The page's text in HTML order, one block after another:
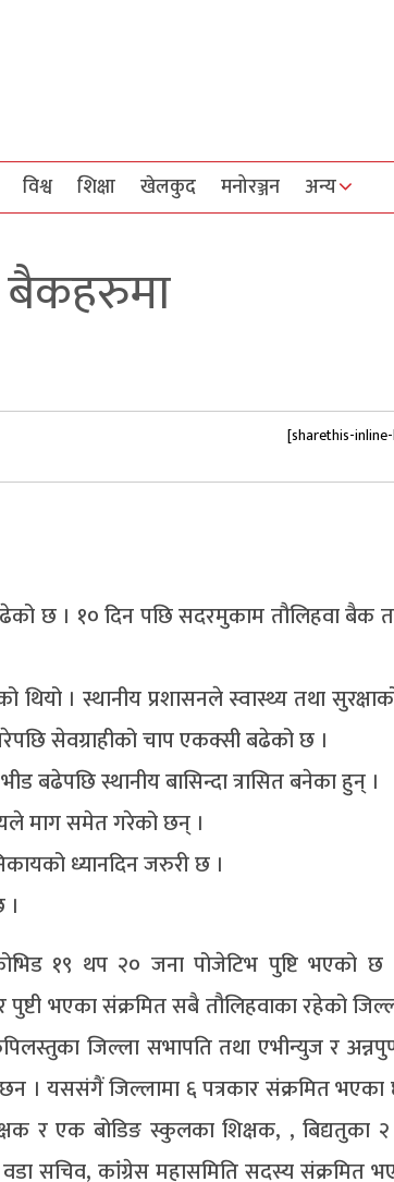
विश्व शिक्षा खेलकुद मनोरञ्जन अन्य
बैकहरुमा
[sharethis-
छ । १० दिन पछि सदरमुकाम तौलिहवा बैक
। स्थानीय प्रशासनले स्वास्थ्य तथा
सेवग्राहीको चाप एकक्सी बढेको छ ।
बढेपछि स्थानीय बासिन्दा त्रासित बनेका हुन् ।
माग समेत गरेको छन् ।
ध्यानदिन जरुरी छ ।
१९ थप २० जना पोजेटिभ पुष्टि भएको
भएका संक्रमित सबै तौलिहवाका रहेको
जिल्ला सभापति तथा एभीन्युज र
छन । यससंगैं जिल्लामा ६ पत्रकार संक्रमित
र एक बोडिङ स्कुलका शिक्षक, , बिद्यतुका २
वडा सचिव, कांंग्रेस महासमिति सदस्य संक्रमित